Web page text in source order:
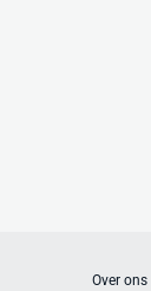
Over ons